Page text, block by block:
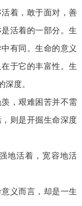
着，敢于面对，善
活着的一部分。生
有同。生命的意义
于它的丰富性。生
深度。
，艰难困苦并不需
则是开掘生命深度
地活着，宽容地活
义而言，却是一生